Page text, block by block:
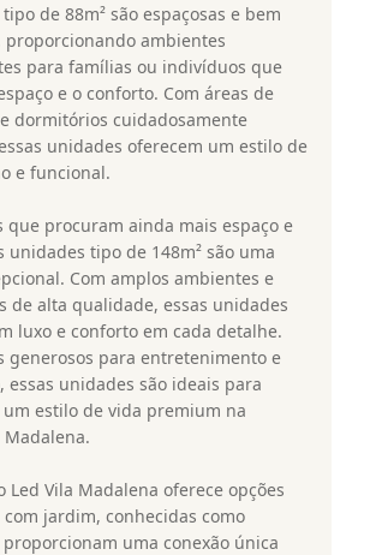
de 88m² são espaçosas e bem
ambientes
para famílias ou indivíduos que
e o conforto. Com áreas de
dormitórios cuidadosamente
unidades oferecem um estilo de
e funcional.
que procuram ainda mais espaço e
unidades tipo de 148m² são uma
Com amplos ambientes e
de alta qualidade, essas unidades
luxo e conforto em cada detalhe.
generosos para entretenimento e
essas unidades são ideais para
estilo de vida premium na
Led Vila Madalena oferece opções
jardim, conhecidas como
uma conexão única